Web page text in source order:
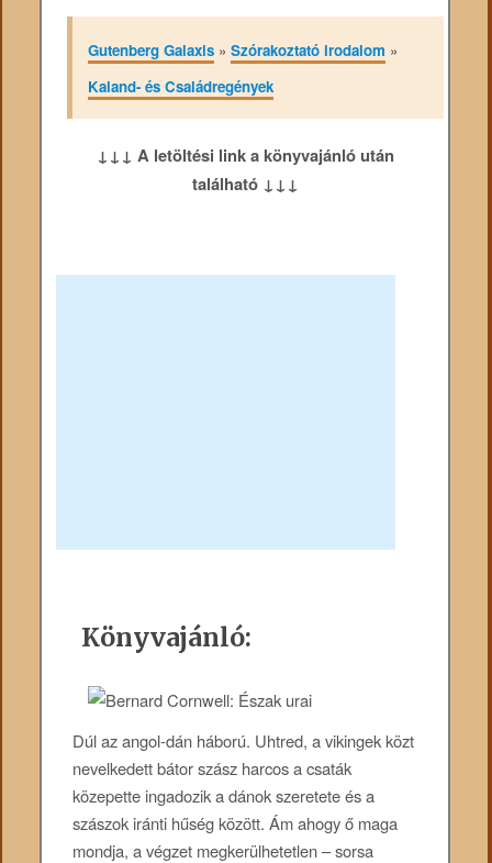
Gutenberg Galaxis» Szórakoztató irodalom »
Kaland- és Családregények
↓↓↓ A letöltési link a könyvajánló után
található ↓↓↓
Könyvajánló:
Dúl ​az angol-dán háború. Uhtred, a vikingek közt
nevelkedett bátor szász harcos a csaták
közepette ingadozik a dánok szeretete és a
szászok iránti hűség között. Ám ahogy ő maga
mondja, a végzet megkerülhetetlen – sorsa